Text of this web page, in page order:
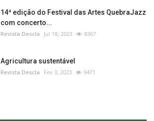
14ª edição do Festival das Artes QuebraJazz
com concerto...
Revista Descla Jul 18, 2023 8367
Agricultura sustentável
Revista Descla Fev 3, 2023 9471